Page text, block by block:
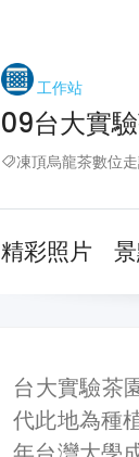
工作站
09台大實
凍頂烏龍茶數位
精彩照片
台大實驗茶
代此地為種